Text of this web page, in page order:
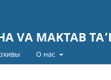
VA MAKTAB
О нас